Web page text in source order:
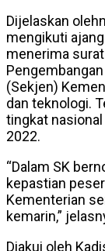
Dijelaskan
mengikuti
menerima
(Sekjen)
dan teknologi.
tingkat
2022.
“Dalam SK
kepastian
Kementerian
kemarin,”
Diakui oleh